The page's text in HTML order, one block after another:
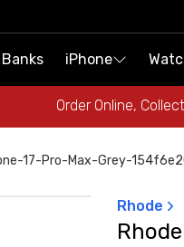
iPhone
Order Online,
iPhone
Order Online,
17-Pro-Max-Grey-
Rhode